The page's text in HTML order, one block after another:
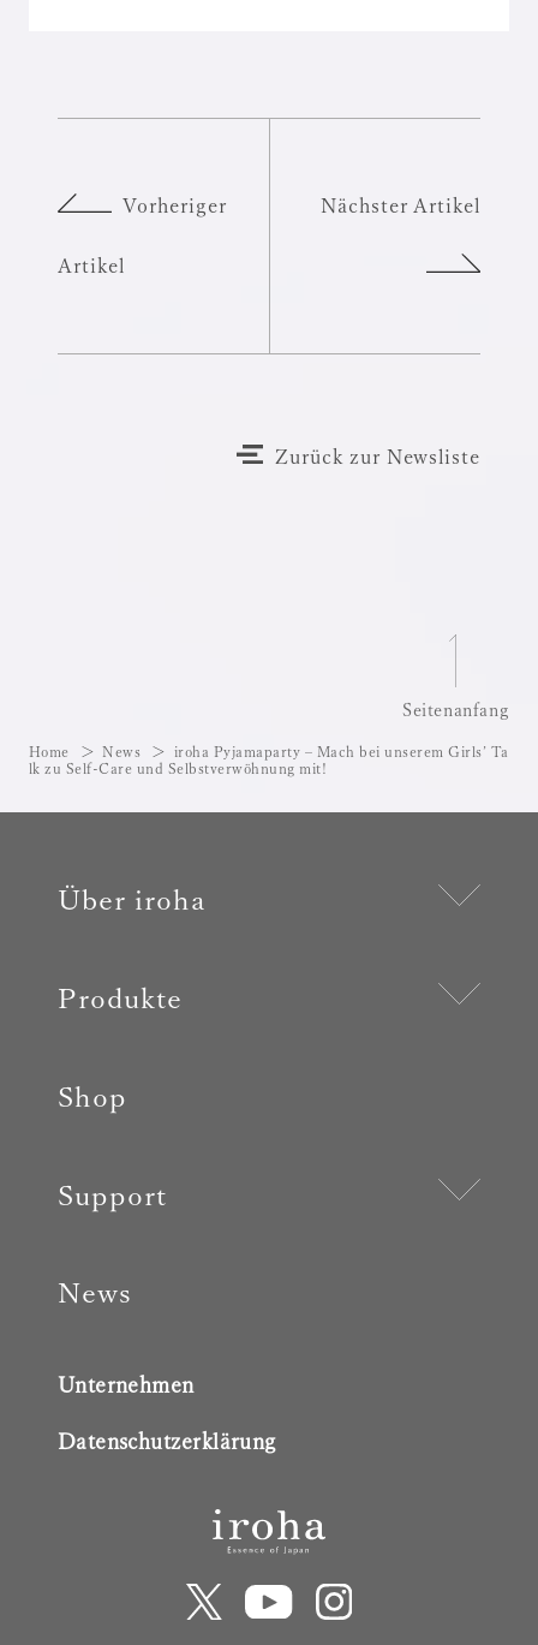
Vorheriger
Artikel
Zurück zur Newsliste
Nächster Artikel
Seitenanfang
Home News
iroha Pyjamaparty – Mach bei unserem Girls’ Ta
lk zu Self-Care und Selbstverwöhnung mit!
Über iroha
Produkte
Shop
Support
News
Unternehmen
Datenschutzerklärung